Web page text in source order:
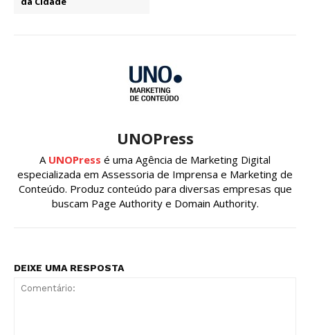
UNOPress
A UNOPress é uma Agência de Marketing Digital
especializada em Assessoria de Imprensa e Marketing de
Conteúdo. Produz conteúdo para diversas empresas que
buscam Page Authority e Domain Authority.
DEIXE UMA RESPOSTA